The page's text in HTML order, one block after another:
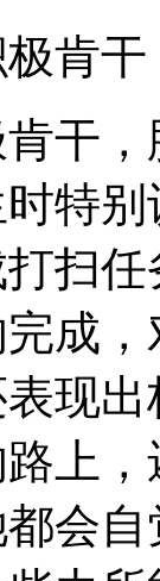
肯干
干
特
扫
成
现
上
会